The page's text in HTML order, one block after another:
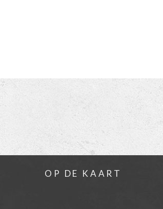
OP DE KAART